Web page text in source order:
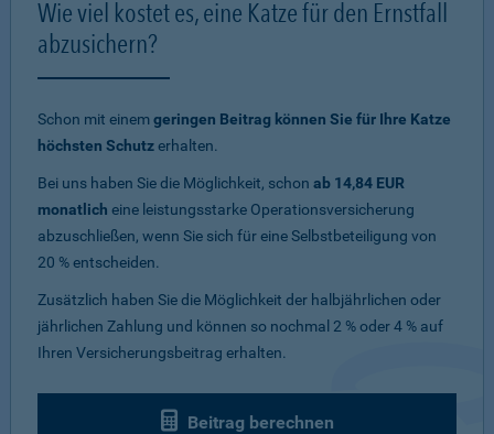
Wie viel kostet es, eine Katze für den Ernstfall
abzusichern?
Schon mit einemgeringen Beitrag können Sie für Ihre Katze
höchsten Schutzerhalten.
Bei uns haben Sie die Möglichkeit, schon ab 14,84 EUR
monatlich eine leistungsstarke Operationsversicherung
abzuschließen, wenn Sie sich für eine Selbstbeteiligung von
20 % entscheiden.
Zusätzlich haben Sie die Möglichkeit der halbjährlichen oder
jährlichen Zahlung und können so nochmal 2 % oder 4 % auf
Ihren Versicherungsbeitrag erhalten.
Beitrag berechnen